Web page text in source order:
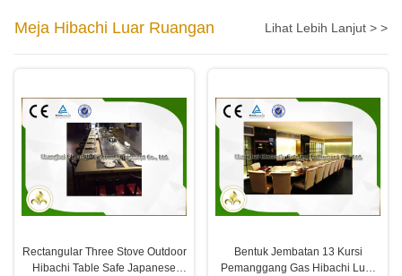
Meja Hibachi Luar Ruangan Lihat Lebih Lanjut > >
Rectangular Three Stove Outdoor
Hibachi Table Safe Japanese
Bentuk Jembatan 13 Kursi
Pemanggang Gas Hibachi Luar